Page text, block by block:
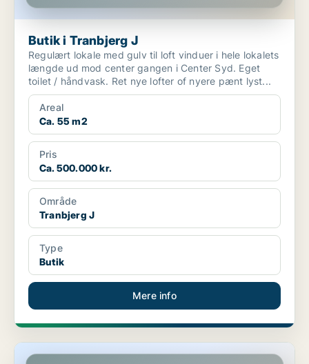
Butik i Tranbjerg J
Regulært lokale med gulv til loft vinduer i hele lokalets
længde ud mod center gangen i Center Syd. Eget
toilet / håndvask. Ret nye lofter of nyere pænt lyst...
Areal
Ca. 55 m2
Pris
Ca. 500.000 kr.
Område
Tranbjerg J
Type
Butik
Mere info
Restaurant i Vejle